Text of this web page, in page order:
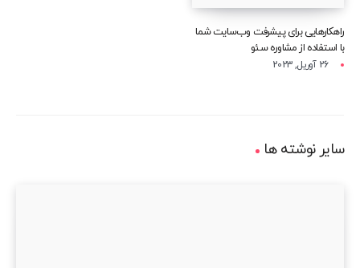
راهکارهایی برای پیشرفت وب‌سایت شما
با استفاده از مشاوره سئو
26 آوریل, 2023
سایر نوشته ها